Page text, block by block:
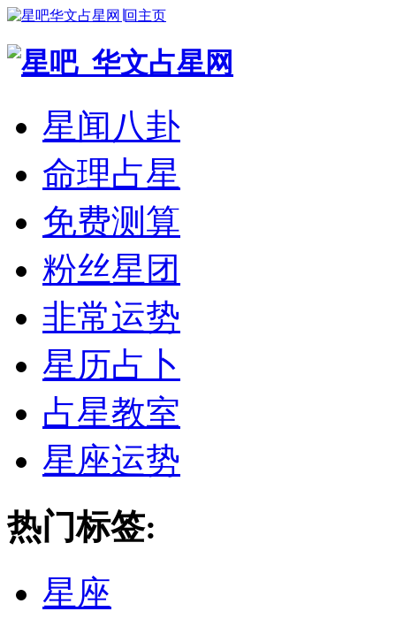
华文占星网∣回主页
星闻八卦
命理占星
免费测算
粉丝星团
非常运势
星历占卜
占星教室
星座运势
热门标签:
星座